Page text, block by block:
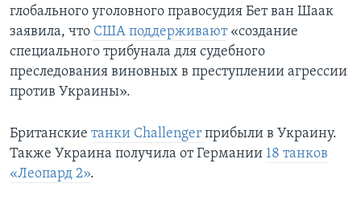
глобального уголовного правосудия Бет ван Шаак
заявила, что США поддерживают«создание
специального трибунала для судебного
преследования виновных в преступлении агрессии
против Украины».
Британские танки Challenger прибыли в Украину.
Также Украина получила от Германии 18 танков
«Леопард 2».